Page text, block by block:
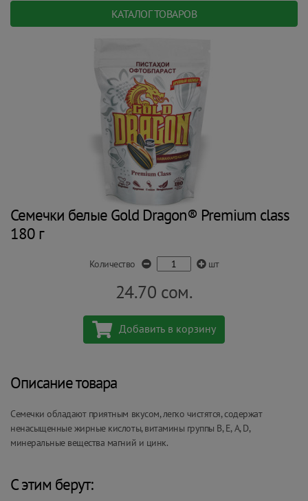
КАТАЛОГ ТОВАРОВ
Семечки белые Gold Dragon® Premium class
180 г
Количество шт
24.70 сом.
Добавить в корзину
Описание товара
Семечки обладают приятным вкусом, легко чистятся, содержат
ненасыщенные жирные кислоты, витамины группы В, Е, А, D,
минеральные вещества магний и цинк.
С этим берут: